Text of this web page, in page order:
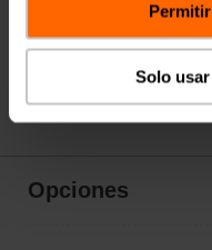
Solo
*Precio sujeto a
Compartir
Opciones